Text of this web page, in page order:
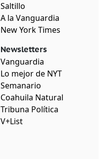
Saltillo
A la Vanguardia
New York Times
Newsletters
Vanguardia
Lo mejor de NYT
Semanario
Coahuila Natural
Tribuna Política
V+List